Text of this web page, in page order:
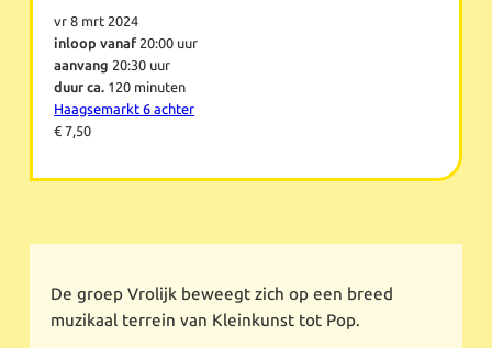
vr 8 mrt 2024
inloop vanaf20:00 uur
aanvang 20:30 uur
duur ca. 120 minuten
Haagsemarkt 6 achter
€ 7,50
De groep Vrolijk beweegt zich op een breed
muzikaal terrein van Kleinkunst tot Pop.